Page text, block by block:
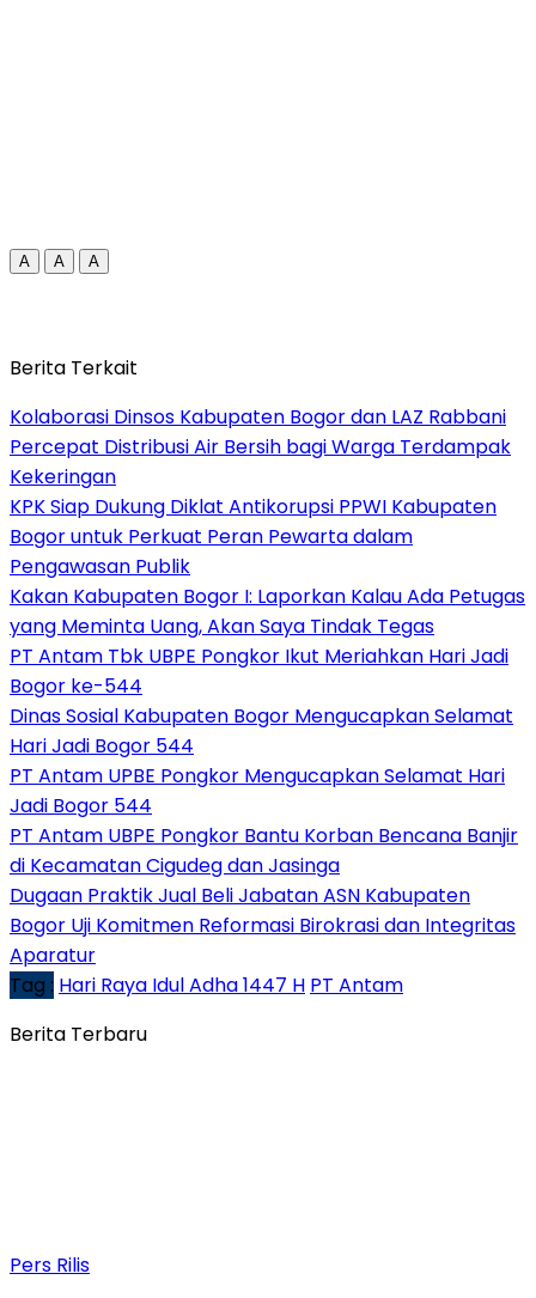
A A A
Berita Terkait
Kolaborasi Dinsos Kabupaten Bogor dan LAZ Rabbani
Percepat Distribusi Air Bersih bagi Warga Terdampak
Kekeringan
KPK Siap Dukung Diklat Antikorupsi PPWI Kabupaten
Bogor untuk Perkuat Peran Pewarta dalam
Pengawasan Publik
Kakan Kabupaten Bogor I: Laporkan Kalau Ada Petugas
yang Meminta Uang, Akan Saya Tindak Tegas
PT Antam Tbk UBPE Pongkor Ikut Meriahkan Hari Jadi
Bogor ke-544
Dinas Sosial Kabupaten Bogor Mengucapkan Selamat
Hari Jadi Bogor 544
PT Antam UPBE Pongkor Mengucapkan Selamat Hari
Jadi Bogor 544
PT Antam UBPE Pongkor Bantu Korban Bencana Banjir
di Kecamatan Cigudeg dan Jasinga
Dugaan Praktik Jual Beli Jabatan ASN Kabupaten
Bogor Uji Komitmen Reformasi Birokrasi dan Integritas
Aparatur
Tag : Hari Raya Idul Adha 1447 H PT Antam
Berita Terbaru
Pers Rilis